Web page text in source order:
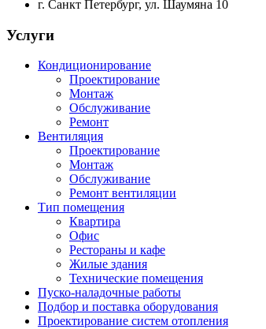
г. Санкт Петербург, ул. Шаумяна 10
Услуги
Кондиционирование
Проектирование
Монтаж
Обслуживание
Ремонт
Вентиляция
Проектирование
Монтаж
Обслуживание
Ремонт вентиляции
Тип помещения
Квартира
Офис
Рестораны и кафе
Жилые здания
Технические помещения
Пуско-наладочные работы
Подбор и поставка оборудования
Проектирование систем отопления